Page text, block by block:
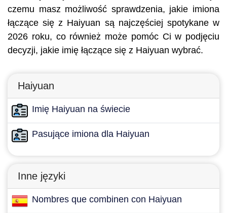
czemu masz możliwość sprawdzenia, jakie imiona
łączące się z Haiyuan są najczęściej spotykane w
2026 roku, co również może pomóc Ci w podjęciu
decyzji, jakie imię łączące się z Haiyuan wybrać.
Haiyuan
Imię Haiyuan na świecie
Pasujące imiona dla Haiyuan
Inne języki
Nombres que combinen con Haiyuan